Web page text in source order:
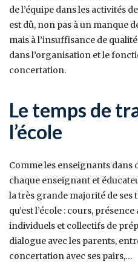
de l’équipe dans les activités
est dû, non pas à un manque
mais à l’insuffisance de
dans l’organisation et le
concertation.
Le temps de
l’école
Comme les enseignants dans
chaque enseignant et
la très grande majorité de ses
qu’est l’école : cours,
individuels et collectifs de
dialogue avec les parents,
concertation avec ses pairs,…